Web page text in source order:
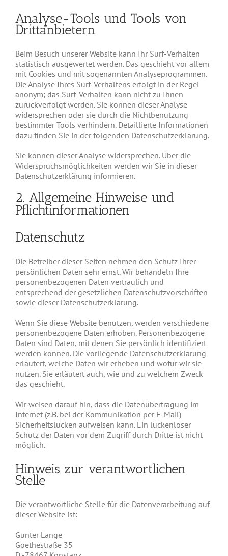
Analyse-Tools und Tools von
Drittanbietern
Beim Besuch unserer Website kann Ihr Surf-Verhalten
statistisch ausgewertet werden. Das geschieht vor allem
mit Cookies und mit sogenannten Analyseprogrammen.
Die Analyse Ihres Surf-Verhaltens erfolgt in der Regel
anonym; das Surf-Verhalten kann nicht zu Ihnen
zurückverfolgt werden. Sie können dieser Analyse
widersprechen oder sie durch die Nichtbenutzung
bestimmter Tools verhindern. Detaillierte Informationen
dazu finden Sie in der folgenden Datenschutzerklärung.
Sie können dieser Analyse widersprechen. Über die
Widerspruchsmöglichkeiten werden wir Sie in dieser
Datenschutzerklärung informieren.
2. Allgemeine Hinweise und
Pflichtinformationen
Datenschutz
Die Betreiber dieser Seiten nehmen den Schutz Ihrer
persönlichen Daten sehr ernst. Wir behandeln Ihre
personenbezogenen Daten vertraulich und
entsprechend der gesetzlichen Datenschutzvorschriften
sowie dieser Datenschutzerklärung.
Wenn Sie diese Website benutzen, werden verschiedene
personenbezogene Daten erhoben. Personenbezogene
Daten sind Daten, mit denen Sie persönlich identifiziert
werden können. Die vorliegende Datenschutzerklärung
erläutert, welche Daten wir erheben und wofür wir sie
nutzen. Sie erläutert auch, wie und zu welchem Zweck
das geschieht.
Wir weisen darauf hin, dass die Datenübertragung im
Internet (z.B. bei der Kommunikation per E-Mail)
Sicherheitslücken aufweisen kann. Ein lückenloser
Schutz der Daten vor dem Zugriff durch Dritte ist nicht
möglich.
Hinweis zur verantwortlichen
Stelle
Die verantwortliche Stelle für die Datenverarbeitung auf
dieser Website ist:
Gunter Lange
Goethestraße 35